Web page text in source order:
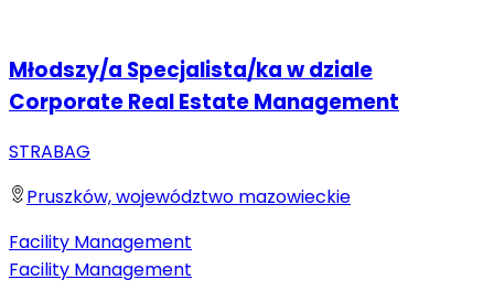
Młodszy/a Specjalista/ka w dziale
Corporate Real Estate Management
STRABAG
Pruszków, województwo mazowieckie
Facility Management
Facility Management